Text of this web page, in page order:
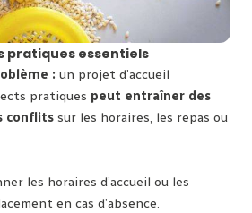
pratiques essentiels
: un projet d’accueil
pratiques peut entraîner des
conflits sur les horaires, les repas ou
les horaires d’accueil ou les
en cas d’absence.